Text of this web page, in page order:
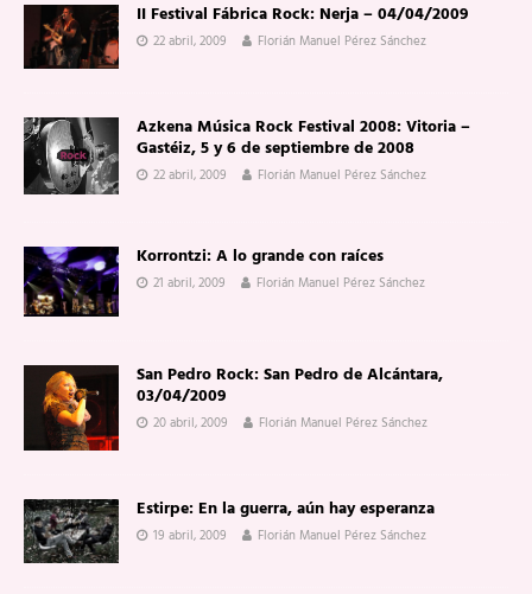
II Festival Fábrica Rock: Nerja – 04/04/2009
22 abril, 2009 Florián Manuel Pérez Sánchez
Azkena Música Rock Festival 2008: Vitoria –
Gastéiz, 5 y 6 de septiembre de 2008
22 abril, 2009 Florián Manuel Pérez Sánchez
Korrontzi: A lo grande con raíces
21 abril, 2009 Florián Manuel Pérez Sánchez
San Pedro Rock: San Pedro de Alcántara,
03/04/2009
20 abril, 2009 Florián Manuel Pérez Sánchez
Estirpe: En la guerra, aún hay esperanza
19 abril, 2009 Florián Manuel Pérez Sánchez